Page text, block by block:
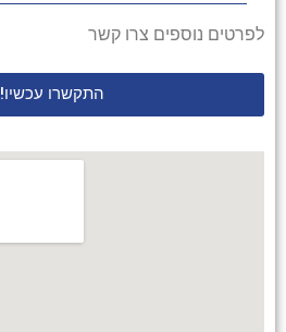
לפרטים נוספים צרו קשר
התקשרו עכשיו!